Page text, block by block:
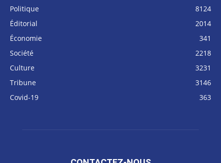
Politique
8124
Éditorial
2014
Économie
341
Société
2218
Culture
3231
Tribune
3146
Covid-19
363